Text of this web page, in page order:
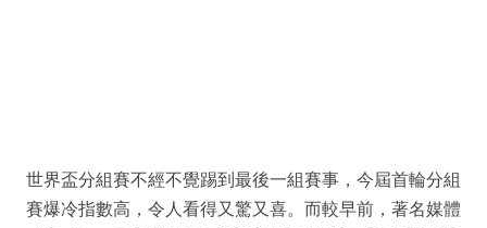
世界盃分組賽不經不覺踢到最後一組賽事，今屆首輪分組
賽爆冷指數高，令人看得又驚又喜。而較早前，著名媒體